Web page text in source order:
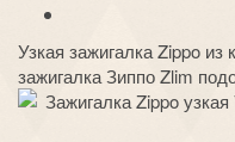
Узкая зажигалка Zippo
зажигалка Зиппо Zlim